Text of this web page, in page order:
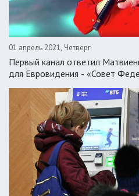
01 апрель 2021, Четверг
Первый канал ответил
для Евровидения - «Совет